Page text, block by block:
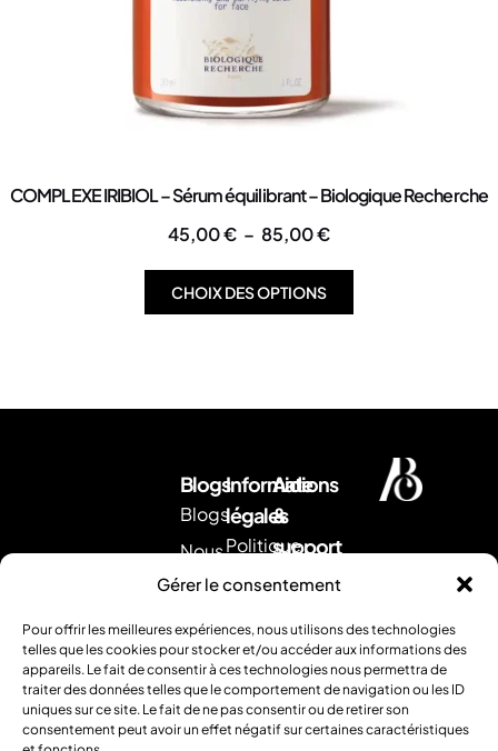
Gérer le consentement
Pour offrir les meilleures expériences, nous utilisons des technologies
telles que les cookies pour stocker et/ou accéder aux informations des
appareils. Le fait de consentir à ces technologies nous permettra de
traiter des données telles que le comportement de navigation ou les ID
uniques sur ce site. Le fait de ne pas consentir ou de retirer son
consentement peut avoir un effet négatif sur certaines caractéristiques
COMPLEXE IRIBIOL – Sérum équilibrant – Biologique Recherche
45,00€ – 85,00€
CHOIX DES OPTIONS
Blogs
Blogs
Nous
contacter
remboursement
FAQ
Informations
légales
Politique
Mentions
légales
Aide
&
support
nous
mail.
Ou
contactez
nous
par